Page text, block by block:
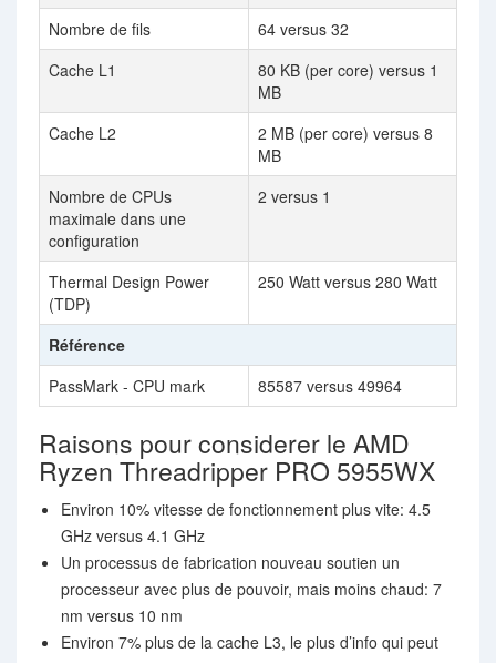
Nombre de fils
64 versus 32
Cache L1
80 KB (per core) versus 1
MB
Cache L2
2 MB (per core) versus 8
MB
Nombre de CPUs
maximale dans une
configuration
2 versus 1
Thermal Design Power
(TDP)
250 Watt versus 280 Watt
Référence
PassMark - CPU mark
85587 versus 49964
Raisons pour considerer le AMD
Ryzen Threadripper PRO 5955WX
Environ 10% vitesse de fonctionnement plus vite: 4.5
GHz versus 4.1 GHz
Un processus de fabrication nouveau soutien un
processeur avec plus de pouvoir, mais moins chaud: 7
nm versus 10 nm
Environ 7% plus de la cache L3, le plus d’info qui peut